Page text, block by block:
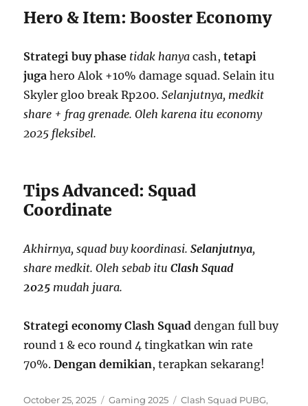
Hero & Item: Booster Economy
Strategi buy phase tidak hanya cash,tetapi
juga hero Alok +10% damage squad. Selain itu
Skyler gloo break Rp200.Selanjutnya, medkit
share + frag grenade. Oleh karena itu economy
2025 fleksibel.
Tips Advanced: Squad
Coordinate
Akhirnya, squad buy koordinasi.Selanjutnya,
share medkit. Oleh sebab ituClash Squad
2025 mudah juara.
Strategi economy Clash Squad dengan full buy
round 1 & eco round 4 tingkatkan win rate
70%.Dengan demikian, terapkan sekarang!
Posted
October 25, 2025 Categories
Gaming 2025 Tags
Clash Squad PUBG,